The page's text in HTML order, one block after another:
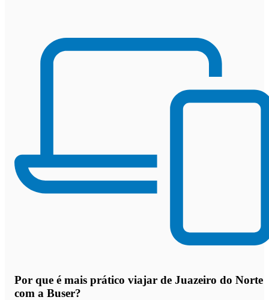
Por que é mais prático viajar de Juazeiro do Norte
com a Buser?